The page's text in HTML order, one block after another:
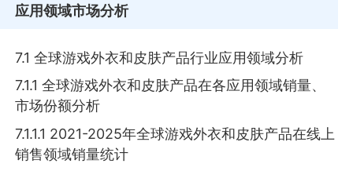
应用领域市场分析
7.1 全球游戏外衣和皮肤产品行业应用领域分析
7.1.1 全球游戏外衣和皮肤产品在各应用领域销量、
市场份额分析
7.1.1.1 2021-2025年全球游戏外衣和皮肤产品在线上
销售领域销量统计